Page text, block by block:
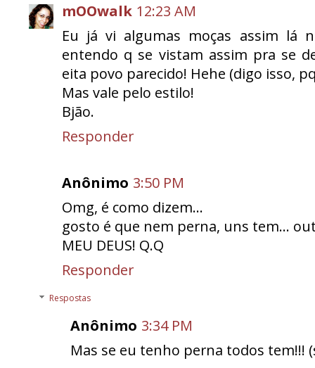
mOOwalk 12:23 AM
Eu já vi algumas moças assim lá
entendo q se vistam assim pra se
eita povo parecido! Hehe (digo isso,
Mas vale pelo estilo!
Bjão.
Responder
Anônimo 3:50 PM
Omg, é como dizem...
gosto é que nem perna, uns tem...
MEU DEUS! Q.Q
Responder
Respostas
Anônimo 3:34 PM
Mas se eu tenho perna todos tem!!!